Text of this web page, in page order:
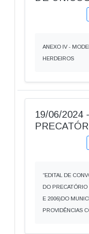
ANEXO IV -
HERDEIROS
19/06/2024
“EDITAL DE
DO
E 2006)DO
PROVIDÊNCIAS